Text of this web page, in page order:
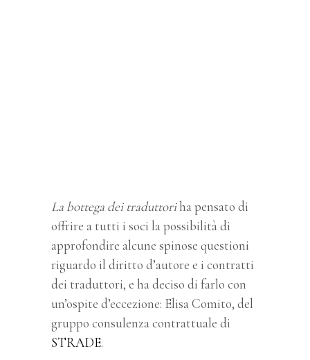
La bottega dei traduttoriha pensato di
offrire a tutti i soci la possibilità di
approfondire alcune spinose questioni
riguardo il diritto d’autore e i contratti
dei traduttori, e ha deciso di farlo con
un’ospite d’eccezione: Elisa Comito, del
gruppo consulenza contrattuale di
STRADE.